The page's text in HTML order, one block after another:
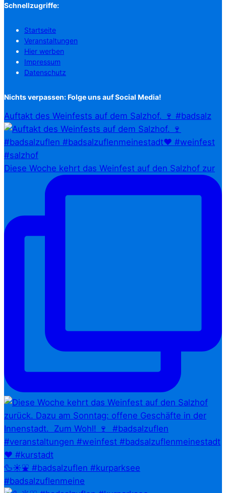
Schnellzugriffe:
Startseite
Veranstaltungen
Hier werben
Impressum
Datenschutz
Nichts verpassen: Folge uns auf Social Media!
Auftakt des Weinfests auf dem Salzhof. 🍷 #badsalz
Diese Woche kehrt das Weinfest auf den Salzhof zur
🦆☀️⛲ #badsalzuflen #kurparksee
#badsalzuflenmeine